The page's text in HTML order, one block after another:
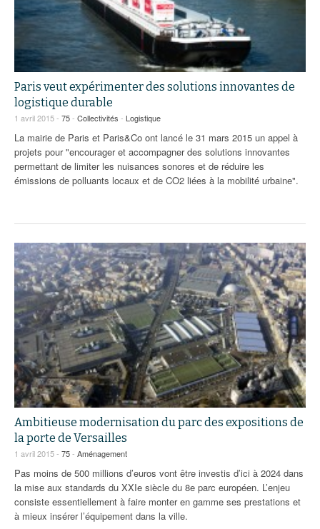
Paris veut expérimenter des solutions innovantes de
logistique durable
1 avril 2015 - 75- Collectivités - Logistique
La mairie de Paris et Paris&Co ont lancé le 31 mars 2015 un appel à
projets pour "encourager et accompagner des solutions innovantes
permettant de limiter les nuisances sonores et de réduire les
émissions de polluants locaux et de CO2 liées à la mobilité urbaine".
Ambitieuse modernisation du parc des expositions de
la porte de Versailles
1 avril 2015 - 75- Aménagement
Pas moins de 500 millions d’euros vont être investis d’ici à 2024 dans
la mise aux standards du XXIe siècle du 8e parc européen. L’enjeu
consiste essentiellement à faire monter en gamme ses prestations et
à mieux insérer l’équipement dans la ville.